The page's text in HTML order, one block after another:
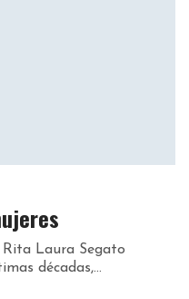
Laura Segato
décadas,...